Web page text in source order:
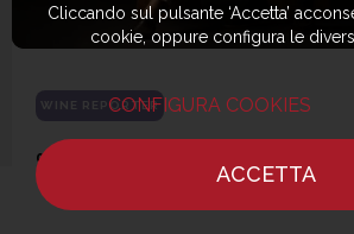
WINE REPORTER
04 Agosto 2026
Amorim Cork Italia: l’azienda che
Cliccando sul pulsante ‘Accetta’
cookie, oppure configura le
CONFIGURA COOKIES
ACCETTA